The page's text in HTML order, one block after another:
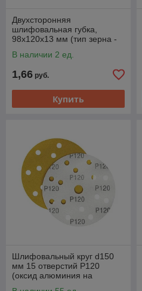
Двухсторонняя
шлифовальная губка,
98х120х13 мм (тип зерна -
SS120
В наличии 2 ед.
1,66 руб.
Купить
Шлифовальный круг d150
мм 15 отверстий P120
(оксид алюминия на